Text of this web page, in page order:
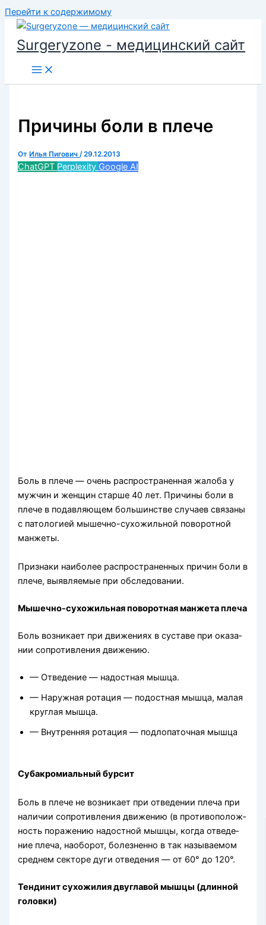
Перейти к содержимому
Surgeryzone - медицинский сайт
Причины боли в плече
От Илья Пигович/29.12.2013
ChatGPT Perplexity Google AI
Боль в плече — очень распространенная жало­ба у
мужчин и женщин старше 40 лет. Причины боли в
плече в подавля­ющем большинстве случаев связаны
с патологией мышечно-сухожильной поворотной
манжеты.
Признаки наиболее распространенных причин боли в
плече, выявляемые при обследовании.
Мышечно-сухожильная поворотная манжета плеча
Боль возникает при движениях в суставе при оказа­
нии сопротивления движению.
— Отведение — надостная мышца.
— Наружная ротация — подостная мышца, малая
круглая мышца.
— Внутренняя ротация — подлопаточная мышца
Субакромиальный бурсит
Боль в плече не возникает при отведении плеча при
нали­чии сопротивления движению (в противополож­
ность поражению надостной мышцы, когда отведе­
ние плеча, наоборот, болезненно в так называемом
среднем секторе дуги отведения — от 60° до 120°.
Тендинит сухожилия двуглавой мышцы (длинной
головки)